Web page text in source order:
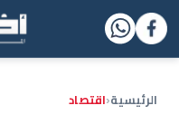
الرئيسية‹اقتصاد